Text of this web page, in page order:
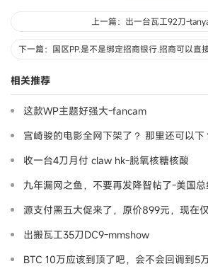
上一篇：出一台瓦工92刀-
相关推荐
这款WP主题好强大-fancam
宫崎骏的电影全网下架了？ 那里还可以下
收一台4刀月付 claw hk-脱氧核糖核酸
九年漏网之鱼，不要再发降智帖了-美国
源支付黑五大促来了，原价899元，现在
出搬瓦工35刀DC9-mmshow
BTC 10万应该到顶了吧，会不会回调到5